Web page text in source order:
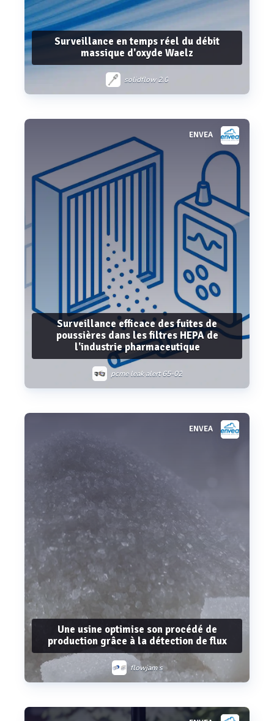
Surveillance en temps réel du débit
massique d'oxyde Waelz
solidflow 2.0
Voir plus ENVEA
Surveillance efficace des fuites de
poussières dans les filtres HEPA de
l'industrie pharmaceutique
pcme leak alert 65-02
ENVEA
Une usine optimise son procédé de
production grâce à la détection de flux
flowjam s